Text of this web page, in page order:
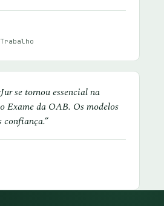
se tornou essencial na
Exame da OAB. Os modelos
confiança.”